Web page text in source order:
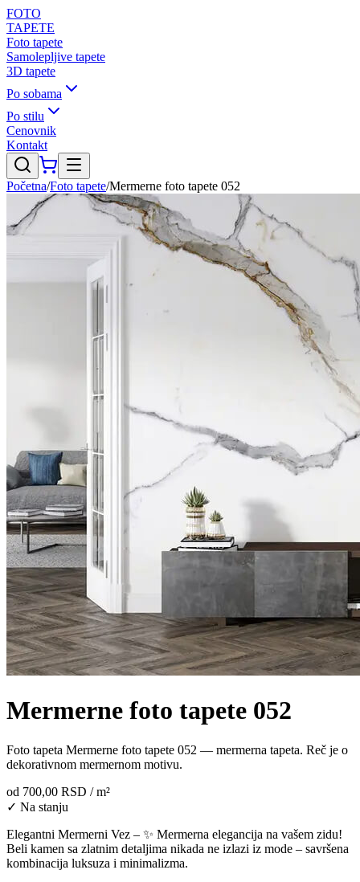
FOTO
TAPETE
Foto tapete
Samolepljive tapete
3D tapete
Po sobama
Po stilu
Cenovnik
Kontakt
Početna/Foto tapete/Mermerne foto tapete 052
Mermerne foto tapete 052
Foto tapeta Mermerne foto tapete 052 — mermerna tapeta. Reč je o
dekorativnom mermernom motivu.
od 700,00 RSD / m²
✓ Na stanju
Elegantni Mermerni Vez – ✨ Mermerna elegancija na vašem zidu!
Beli kamen sa zlatnim detaljima nikada ne izlazi iz mode – savršena
kombinacija luksuza i minimalizma.